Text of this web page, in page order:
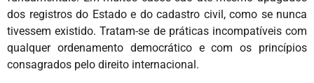
dos registros do Estado e do cadastro civil, como se nunca
tivessem existido. Tratam-se de práticas incompatíveis com
qualquer ordenamento democrático e com os princípios
consagrados pelo direito internacional.